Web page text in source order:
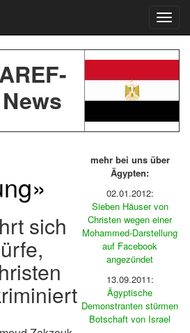
AREF-
News
sich
mehr bei uns über
Ägypten:
02.01.2012:
Sieben Häuser von
Christen wegen einer
Mohammed-Darstellung
auf Facebook
angezündet
13.09.2011:
Ägyptische
Demonstranten stürmen
Botschaft von Israel